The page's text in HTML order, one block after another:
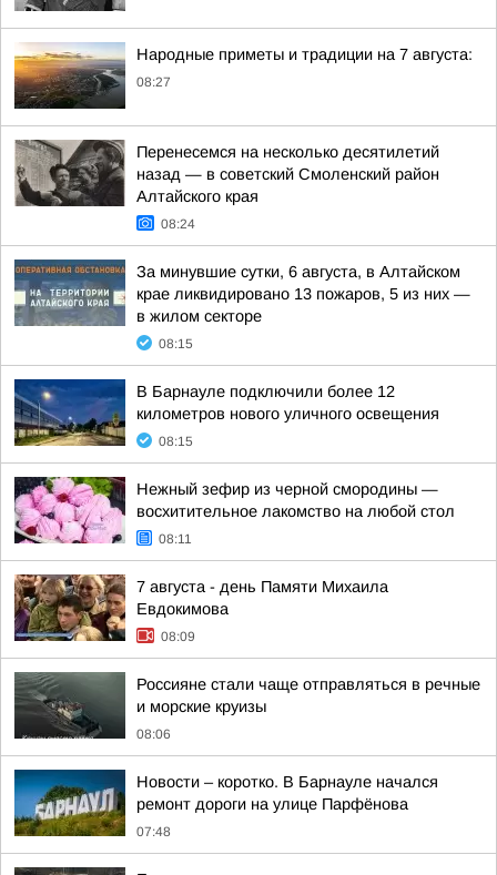
Народные приметы и традиции на 7 августа:
08:27
Перенесемся на несколько десятилетий
назад — в советский Смоленский район
Алтайского края
08:24
За минувшие сутки, 6 августа, в Алтайском
крае ликвидировано 13 пожаров, 5 из них —
в жилом секторе
08:15
В Барнауле подключили более 12
километров нового уличного освещения
08:15
Нежный зефир из черной смородины —
восхитительное лакомство на любой стол
08:11
7 августа - день Памяти Михаила
Евдокимова
08:09
Россияне стали чаще отправляться в речные
и морские круизы
08:06
Новости – коротко. В Барнауле начался
ремонт дороги на улице Парфёнова
07:48